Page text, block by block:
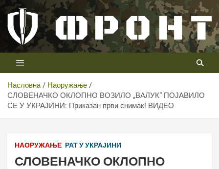
Скип
цонтент
Телевизија ФРОНТ
Први војни канал у Србији
Насловна
Наоружање
СЛОВЕНАЧКО ОКЛОПНО ВОЗИЛО „ВАЛУК“ ПОЈАВИЛО
СЕ У УКРАЈИНИ: Приказан први снимак! ВИДЕО
НАОРУЖАЊЕ РАТ У УКРАЈИНИ
СЛОВЕНАЧКО ОКЛОПНО